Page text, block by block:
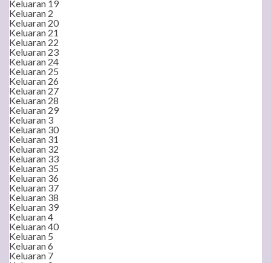
Keluaran 19
Keluaran 2
Keluaran 20
Keluaran 21
Keluaran 22
Keluaran 23
Keluaran 24
Keluaran 25
Keluaran 26
Keluaran 27
Keluaran 28
Keluaran 29
Keluaran 3
Keluaran 30
Keluaran 31
Keluaran 32
Keluaran 33
Keluaran 35
Keluaran 36
Keluaran 37
Keluaran 38
Keluaran 39
Keluaran 4
Keluaran 40
Keluaran 5
Keluaran 6
Keluaran 7